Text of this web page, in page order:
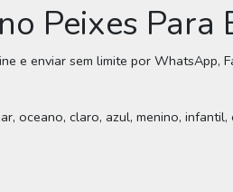
Peixes Para
e enviar sem limite por WhatsApp,
oceano, claro, azul, menino, infantil,